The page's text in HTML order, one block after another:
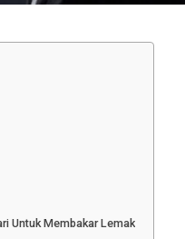
Untuk Membakar Lemak